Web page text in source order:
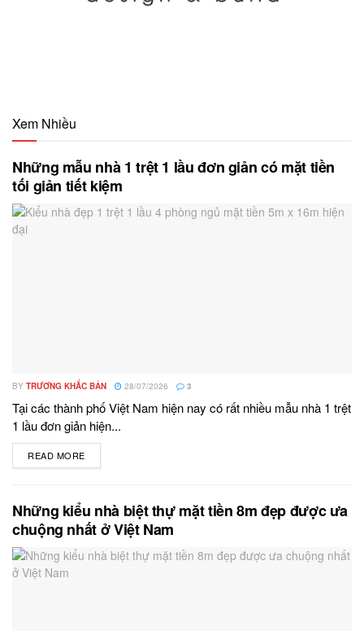
Xem Nhiều
Những mẫu nhà 1 trệt 1 lầu đơn giản có mặt tiền
tối giản tiết kiệm
BY TRƯƠNG KHẮC BẢN 28/07/2026 3
Tại các thành phố Việt Nam hiện nay có rất nhiều mẫu nhà 1 trệt
1 lầu đơn giản hiện...
READ MORE
Những kiểu nhà biệt thự mặt tiền 8m đẹp được ưa
chuộng nhất ở Việt Nam